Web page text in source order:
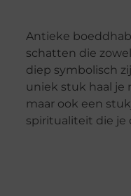
Antieke
schatten die
diep symbolisch
uniek stuk haal je
maar ook een
spiritualiteit die je